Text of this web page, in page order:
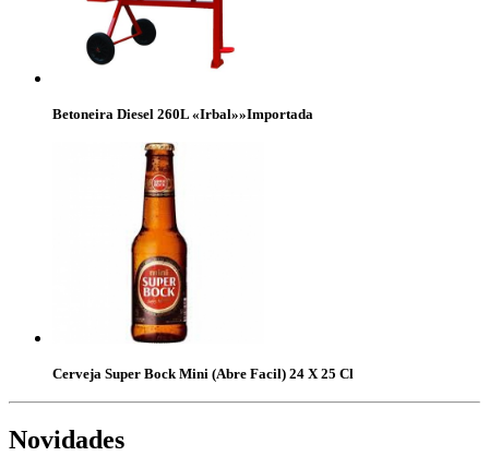
Betoneira Diesel 260L «Irbal»»Importada
Cerveja Super Bock Mini (Abre Facil) 24 X 25 Cl
Novidades